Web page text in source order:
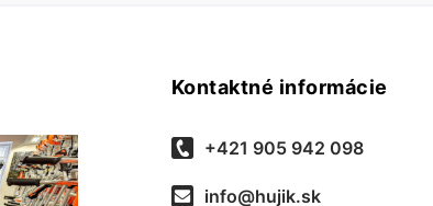
Kontaktné informácie
+421 905 942 098
info@hujik.sk